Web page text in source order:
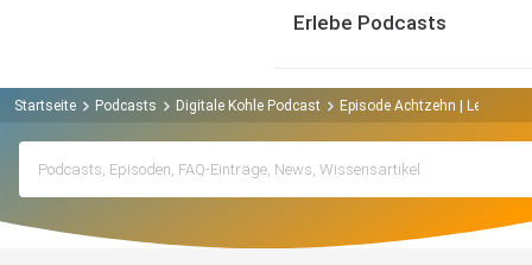
Erlebe Podcasts
Startseite Podcasts Digitale Kohle Podcast Episode Achtzehn | Lernen